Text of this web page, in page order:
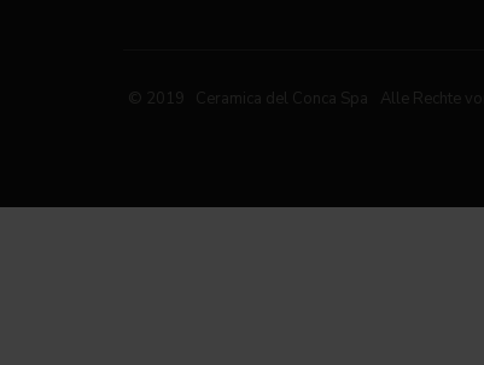
© 2019 Ceramica del Conca Spa Alle Rechte